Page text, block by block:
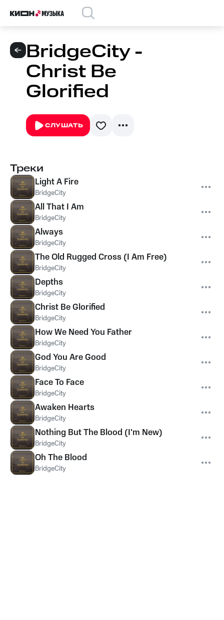
BridgeCity -
Christ Be
Glorified
СЛУШАТЬ
Треки
Light A Fire
BridgeCity
All That I Am
BridgeCity
Always
BridgeCity
The Old Rugged Cross (I Am Free)
BridgeCity
Depths
BridgeCity
Christ Be Glorified
BridgeCity
How We Need You Father
BridgeCity
God You Are Good
BridgeCity
Face To Face
BridgeCity
Awaken Hearts
BridgeCity
Nothing But The Blood (I'm New)
BridgeCity
Oh The Blood
BridgeCity